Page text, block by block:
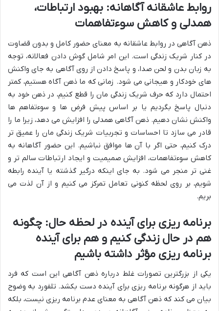
روابط عاشقانه آگاهانه: بهبود ارتباطات،
همدلی و کاهش سوءتفاهمات
ذهن آگاهی در روابط عاشقانه به معنای حضور کامل و بدون قضاوت
در کنار شریک زندگی است. این امر شامل گوش دادن فعالانه، توجه
به زبان بدن و لحن صدا، و پاسخ دادن از روی آگاهی به جای واکنش
های خودکار و هیجانی می شود. زمانی که ما ذهن آگاه هستیم، کمتر
احتمال دارد که حرف شریک زندگی مان را قطع کنیم، در ذهن خود به
دنبال پاسخ بگردیم یا بر اساس پیش فرض ها و سوءتفاهم ها
واکنش نشان دهیم. ذهن آگاهی همدلی را افزایش می دهد، زیرا ما را
قادر می سازد تا احساسات و تجربیات شریک زندگی مان را عمیق تر
درک کنیم، حتی اگر با آن ها موافق نباشیم. این حضور آگاهانه به
کاهش سوءتفاهمات، افزایش صمیمیت و ایجاد ارتباطات سالم تر و
غنی تر منجر می شود. به جای اینکه درگیر گذشته یا آینده رابطه
شویم، بر روی لحظه کنونی تعامل تمرکز می کنیم و از آن لذت می
بریم.
برنامه ریزی برای آینده در لحظه حال: چگونه
هم در حال زندگی کنیم و هم برای آینده
برنامه ریزی مؤثر داشته باشیم
یکی از بزرگترین تصورات غلط درباره ذهن آگاهی این است که فرد
باید از هرگونه برنامه ریزی برای آینده دست بکشد. تلفورد به وضوح
بیان می کند که ذهن آگاهی به معنای عدم برنامه ریزی نیست، بلکه